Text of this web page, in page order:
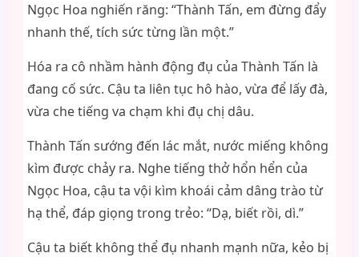
Ngọc Hoa nghiến răng: “Thành Tấn, em đừng đẩy
nhanh thế, tích sức từng lần một.”
Hóa ra cô nhầm hành động đụ của Thành Tấn là
đang cố sức. Cậu ta liên tục hô hào, vừa để lấy đà,
vừa che tiếng va chạm khi đụ chị dâu.
Thành Tấn sướng đến lác mắt, nước miếng không
kìm được chảy ra. Nghe tiếng thở hổn hển của
Ngọc Hoa, cậu ta vội kìm khoái cảm dâng trào từ
hạ thể, đáp giọng trong trẻo: “Dạ, biết rồi, dì.”
Cậu ta biết không thể đụ nhanh mạnh nữa, kẻo bị